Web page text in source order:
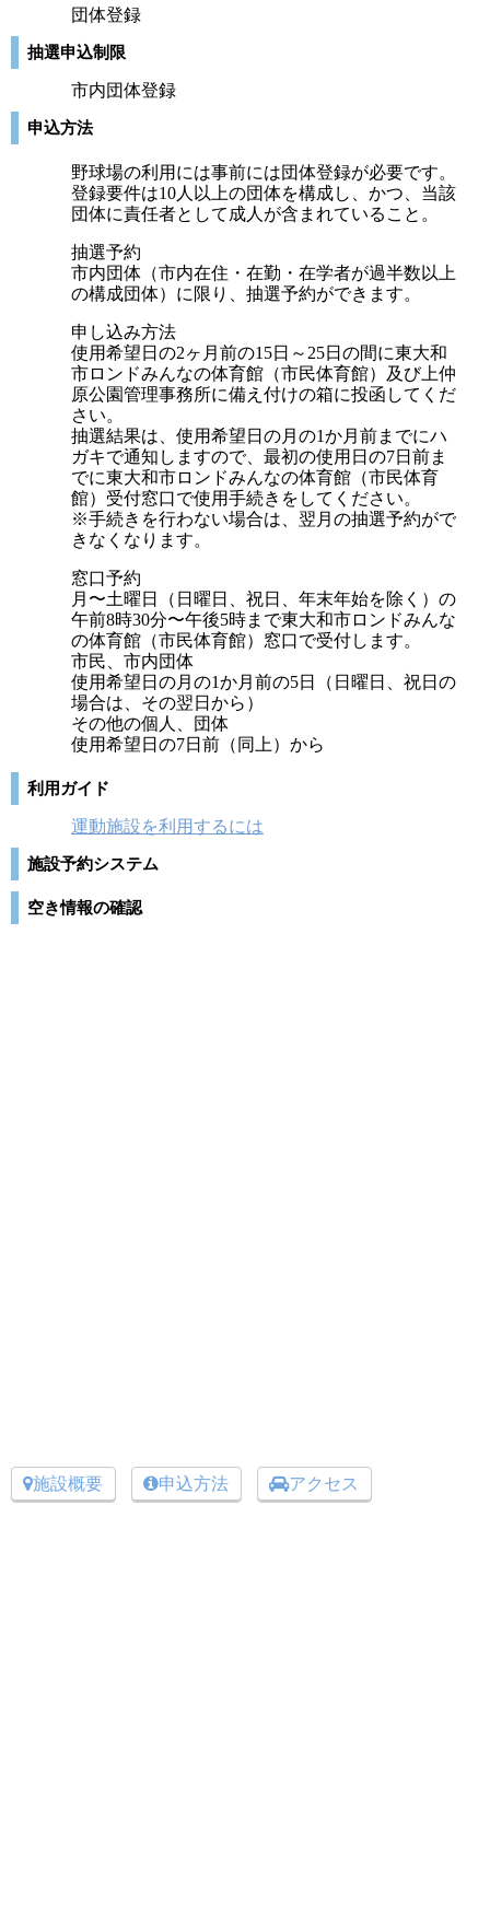
団体登録
抽選申込制限
市内団体登録
申込方法
野球場の利用には事前には団体登録が必要です。
登録要件は10人以上の団体を構成し、かつ、当該
団体に責任者として成人が含まれていること。
抽選予約
市内団体（市内在住・在勤・在学者が過半数以上
の構成団体）に限り、抽選予約ができます。
申し込み方法
使用希望日の2ヶ月前の15日～25日の間に東大和
市ロンドみんなの体育館（市民体育館）及び上仲
原公園管理事務所に備え付けの箱に投函してくだ
さい。
抽選結果は、使用希望日の月の1か月前までにハ
ガキで通知しますので、最初の使用日の7日前ま
でに東大和市ロンドみんなの体育館（市民体育
館）受付窓口で使用手続きをしてください。
※手続きを行わない場合は、翌月の抽選予約がで
きなくなります。
窓口予約
月〜土曜日（日曜日、祝日、年末年始を除く）の
午前8時30分〜午後5時まで東大和市ロンドみんな
の体育館（市民体育館）窓口で受付します。
市民、市内団体
使用希望日の月の1か月前の5日（日曜日、祝日の
場合は、その翌日から）
その他の個人、団体
使用希望日の7日前（同上）から
利用ガイド
運動施設を利用するには
施設予約システム
空き情報の確認
施設概要 申込方法 アクセス